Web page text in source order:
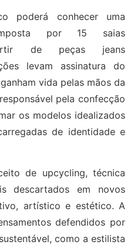
poderá conhecer uma
por 15 saias
de peças jeans
levam assinatura do
vida pelas mãos da
pela confecção
os modelos idealizados
de identidade e
de upcycling, técnica
descartados em novos
artístico e estético. A
defendidos por
como a estilista